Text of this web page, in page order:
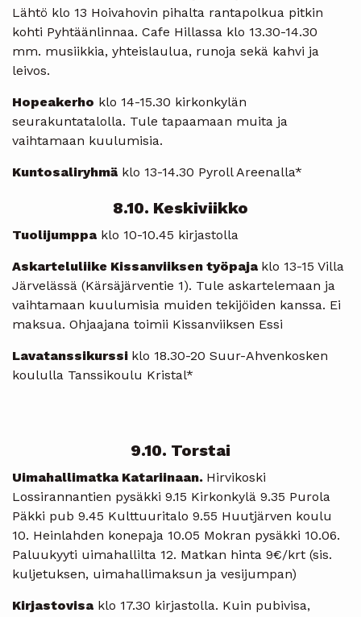
Lähtö klo 13 Hoivahovin pihalta rantapolkua pitkin
kohti Pyhtäänlinnaa. Cafe Hillassa klo 13.30-14.30
mm. musiikkia, yhteislaulua, runoja sekä kahvi ja
leivos.
Hopeakerho klo 14-15.30 kirkonkylän
seurakuntatalolla. Tule tapaamaan muita ja
vaihtamaan kuulumisia.
Kuntosaliryhmäklo 13-14.30 Pyroll Areenalla*
8.10. Keskiviikko
Tuolijumppaklo 10-10.45 kirjastolla
Askarteluliike Kissanviiksen työpaja klo 13-15 Villa
Järvelässä (Kärsäjärventie 1). Tule askartelemaan ja
vaihtamaan kuulumisia muiden tekijöiden kanssa. Ei
maksua. Ohjaajana toimii Kissanviiksen Essi
Lavatanssikurssi klo 18.30-20 Suur-Ahvenkosken
koululla Tanssikoulu Kristal*
9.10. Torstai
Uimahallimatka Katariinaan. Hirvikoski
Lossirannantien pysäkki 9.15 Kirkonkylä 9.35 Purola
Päkki pub 9.45 Kulttuuritalo 9.55 Huutjärven koulu
10. Heinlahden konepaja 10.05 Mokran pysäkki 10.06.
Paluukyyti uimahallilta 12. Matkan hinta 9€/krt (sis.
kuljetuksen, uimahallimaksun ja vesijumpan)
Kirjastovisaklo 17.30 kirjastolla. Kuin pubivisa,